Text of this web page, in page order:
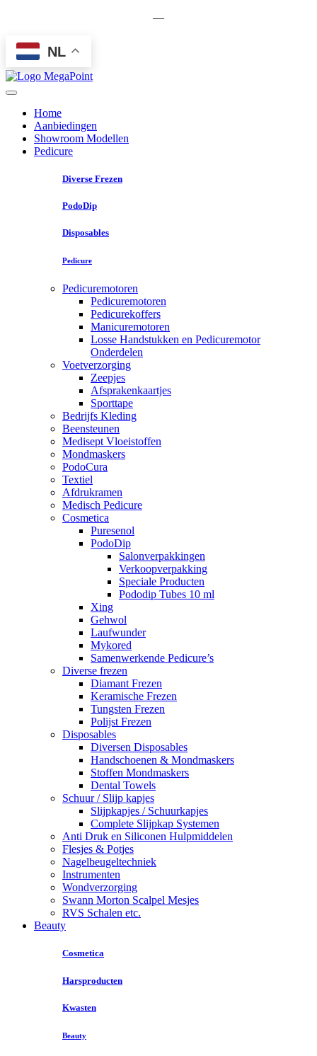
—
NL
Home
Aanbiedingen
Showroom Modellen
Pedicure
Diverse Frezen
PodoDip
Disposables
Pedicure
Pedicuremotoren
Pedicuremotoren
Pedicurekoffers
Manicuremotoren
Losse Handstukken en Pedicuremotor
Onderdelen
Voetverzorging
Zeepjes
Afsprakenkaartjes
Sporttape
Bedrijfs Kleding
Beensteunen
Medisept Vloeistoffen
Mondmaskers
PodoCura
Textiel
Afdrukramen
Medisch Pedicure
Cosmetica
Puresenol
PodoDip
Salonverpakkingen
Verkoopverpakking
Speciale Producten
Pododip Tubes 10 ml
Xing
Gehwol
Laufwunder
Mykored
Samenwerkende Pedicure’s
Diverse frezen
Diamant Frezen
Keramische Frezen
Tungsten Frezen
Polijst Frezen
Disposables
Diversen Disposables
Handschoenen & Mondmaskers
Stoffen Mondmaskers
Dental Towels
Schuur / Slijp kapjes
Slijpkapjes / Schuurkapjes
Complete Slijpkap Systemen
Anti Druk en Siliconen Hulpmiddelen
Flesjes & Potjes
Nagelbeugeltechniek
Instrumenten
Wondverzorging
Swann Morton Scalpel Mesjes
RVS Schalen etc.
Beauty
Cosmetica
Harsproducten
Kwasten
Beauty